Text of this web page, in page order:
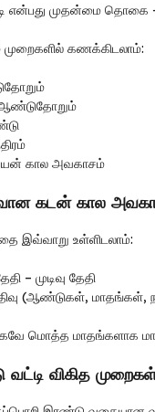
என்பது முதன்மை தொகை
முறைகளில் கணக்கிடலாம்:
கால அவகாசம்
கடன் கால
இவ்வாறு உள்ளிடலாம்:
– முடிவு தேதி
(ஆண்டுகள், மாதங்கள்,
மொத்த மாதங்களாக
வட்டி விகித